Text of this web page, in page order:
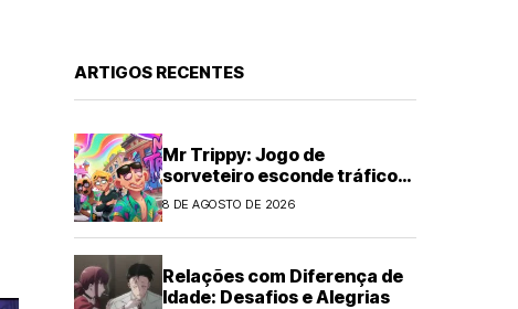
ARTIGOS RECENTES
Mr Trippy: Jogo de
sorveteiro esconde tráfico
de drogas
8 DE AGOSTO DE 2026
Relações com Diferença de
Idade: Desafios e Alegrias